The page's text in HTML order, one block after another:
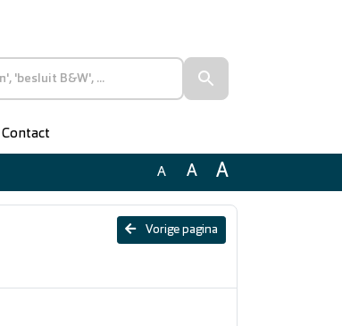
Contact
A A A
Vorige pagina